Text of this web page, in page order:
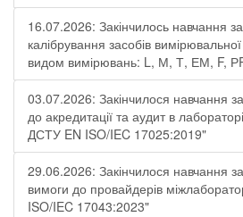
16.07.2026: Закінчилось навчання
калібрування засобів
видом вимірювань: L, М, Т, ЕМ, F,
03.07.2026: Закінчилося навчання
до акредитації та аудит в
ДСТУ EN ISO/IEC 17025:2019"
29.06.2026: Закінчилося навчання
вимоги до провайдерів
ISO/IEC 17043:2023"